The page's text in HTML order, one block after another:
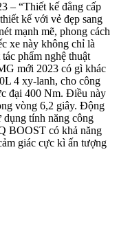
– “Thiết kế đẳng cấp
kế với vẻ đẹp sang
mạnh mẽ, phong cách
xe này không chỉ là
phẩm nghệ thuật
mới 2023 có gì khác
4 xy-lanh, cho công
đại 400 Nm. Điều này
vòng 6,2 giây. Động
tính năng công
BOOST có khả năng
giác cực kì ấn tượng